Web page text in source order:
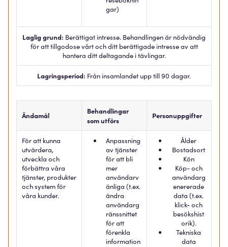
gar)
Laglig grund: Berättigat intresse. Behandlingen är nödvändig
för att tillgodose vårt och ditt berättigade intresse av att
hantera ditt deltagande i tävlingar.
Lagringsperiod: Från insamlandet upp till 90 dagar.
Ändamål
Behandlingar
som utförs
Personuppgifter
För att kunna
utvärdera,
utveckla och
förbättra våra
tjänster, produkter
och system för
våra kunder.
Anpassning
av tjänster
för att bli
mer
användarv
änliga (t.ex.
ändra
användarg
ränssnittet
för att
förenkla
information
Ålder
Bostadsort
Kön
Köp- och
användarg
enererade
data (t.ex.
klick- och
besökshist
orik).
Tekniska
data